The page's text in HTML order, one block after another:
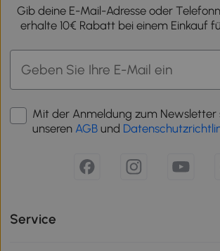
Gib deine E-Mail-Adresse oder
erhalte 10€ Rabatt bei einem Einkauf
Mit der Anmeldung zum Newsletter
unseren AGB und
Service